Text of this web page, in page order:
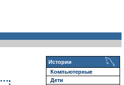
Истории
Компьютерные
Дети